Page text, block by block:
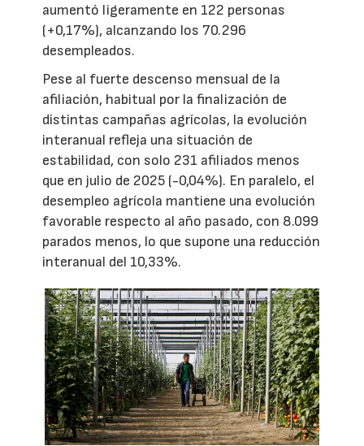
aumentó ligeramente en 122 personas
(+0,17%), alcanzando los 70.296
desempleados.
Pese al fuerte descenso mensual de la
afiliación, habitual por la finalización de
distintas campañas agrícolas, la evolución
interanual refleja una situación de
estabilidad, con solo 231 afiliados menos
que en julio de 2025 (-0,04%). En paralelo, el
desempleo agrícola mantiene una evolución
favorable respecto al año pasado, con 8.099
parados menos, lo que supone una reducción
interanual del 10,33%.